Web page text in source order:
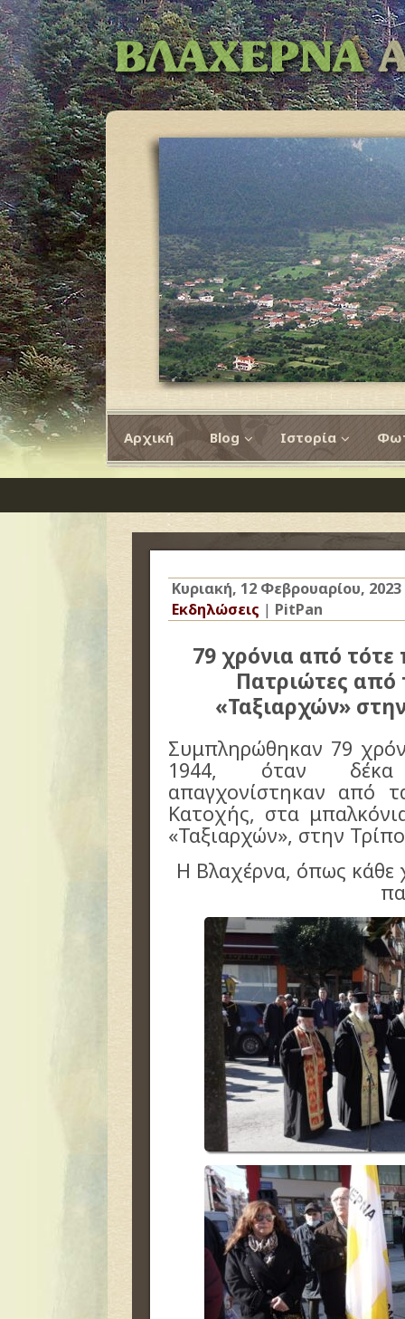
Αρχική Blog Ιστορία
Κυριακή, 12 Φεβρουαρίου, 2023
Εκδηλώσεις | PitPan
79 χρόνια από
Πατριώτες από
«Ταξιαρχών»
Συμπληρώθηκαν 79
1944, όταν δέκα
απαγχονίστηκαν από
Κατοχής, στα
«Ταξιαρχών», στην
Η Βλαχέρνα, όπως κάθε